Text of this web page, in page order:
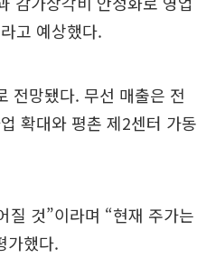
고 예상했다.
전망됐다. 무선 매출은 전
확대와 평촌 제2센터 가동
질 것”이라며 “현재 주가는
가했다.